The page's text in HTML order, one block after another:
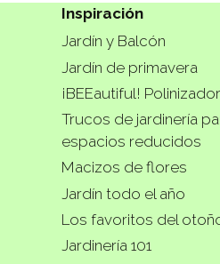
Inspiración
Jardín y Balcón
Jardín de primavera
¡BEEautiful! Polinizador
Trucos de jardinería
espacios reducidos
Macizos de flores
Jardín todo el año
Los favoritos del
Jardinería 101